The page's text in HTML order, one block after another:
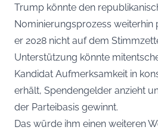
Trump könnte den
Nominierungsprozess weiterhin
er 2028 nicht auf dem
Unterstützung könnte
Kandidat Aufmerksamkeit in
erhält, Spendengelder anzieht
der Parteibasis gewinnt.
Das würde ihm einen weiteren